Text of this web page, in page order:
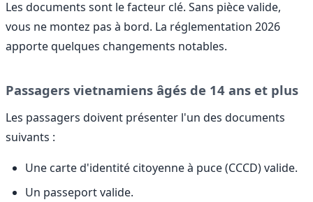
Les documents sont le facteur clé. Sans pièce valide,
vous ne montez pas à bord. La réglementation 2026
apporte quelques changements notables.
Passagers vietnamiens âgés de 14 ans et plus
Les passagers doivent présenter l'un des documents
suivants :
Une carte d'identité citoyenne à puce (CCCD) valide.
Un passeport valide.